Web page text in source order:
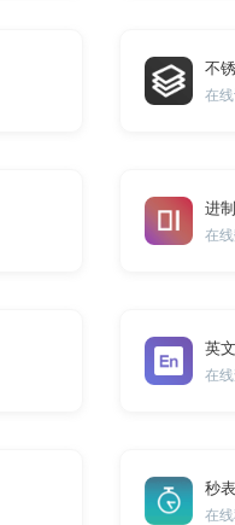
不
在
进
在
英
在
秒
在